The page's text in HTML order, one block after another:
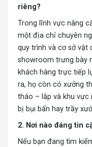
riêng?
Trong lĩnh vực nâng
một địa chỉ chuyên
quy trình và cơ sở vật
showroom trưng bày
khách hàng trực tiếp
ra, họ còn có xưởng
tháo – lắp và khu vực
bị bụi bẩn hay trầy
2. Nơi nào đáng tin
Nếu bạn đang tìm